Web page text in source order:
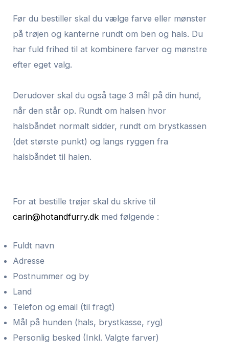
Før du bestiller skal du vælge farve eller mønster
på trøjen og kanterne rundt om ben og hals. Du
har fuld frihed til at kombinere farver og mønstre
efter eget valg.
Derudover skal du også tage 3 mål på din hund,
når den står op. Rundt om halsen hvor
halsbåndet normalt sidder, rundt om brystkassen
(det største punkt) og langs ryggen fra
halsbåndet til halen.
For at bestille trøjer skal du skrive til
carin@hotandfurry.dk med følgende :
Fuldt navn
Adresse
Postnummer og by
Land
Telefon og email (til fragt)
Mål på hunden (hals, brystkasse, ryg)
Personlig besked (Inkl. Valgte farver)